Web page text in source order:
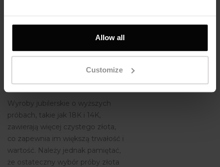
Allow all
Customize
złotniczych jest wykonywana z
wyższych prób, takich jak 18K, czy
14K, ponieważ te próby
zapewniają zarówno trwałość, jak i
odpowiednia czystość złota.
Wyroby jubilerskie o wyższych
próbach, takie jak 18K i 14K,
zawierają więcej czystego złota,
co zapewnia im większą trwałość i
wartość. Należy jednak pamiętać,
że ostateczny wybór próby złota